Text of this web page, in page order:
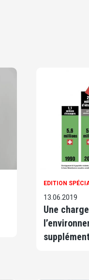
EDITION
13.06.2019
Une